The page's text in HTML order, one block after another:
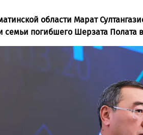
области Марат
семьи погибшего Шерзата Полата